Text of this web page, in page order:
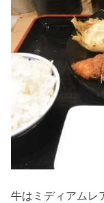
牛はミディアムレ